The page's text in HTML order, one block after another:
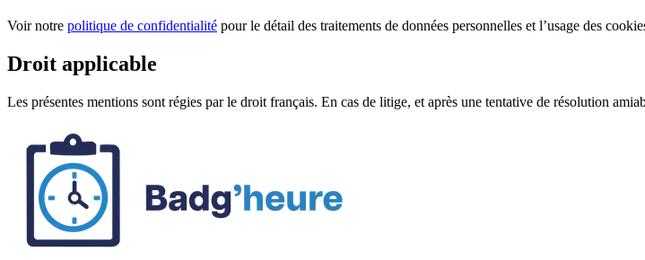
Voir notre politique de confidentialité pour le détail des traitements de données personnelles et l’usage des
Droit applicable
Les présentes mentions sont régies par le droit français. En cas de litige, et après une tentative de résolution